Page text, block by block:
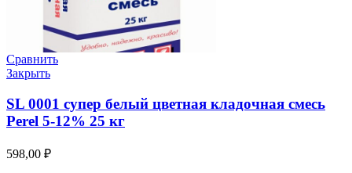
Сравнить
Закрыть
SL 0001 супер белый цветная кладочная смесь
Perel 5-12% 25 кг
598,00 ₽